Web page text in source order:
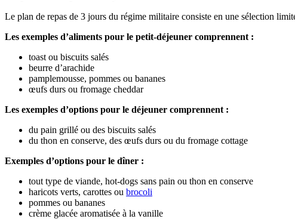
Le plan de repas de 3 jours du régime militaire consiste en une sélection
Les exemples d’aliments pour le petit-déjeuner comprennent :
toast ou biscuits salés
beurre d’arachide
pamplemousse, pommes ou bananes
œufs durs ou fromage cheddar
Les exemples d’options pour le déjeuner comprennent :
du pain grillé ou des biscuits salés
du thon en conserve, des œufs durs ou du fromage cottage
Exemples d’options pour le dîner :
tout type de viande, hot-dogs sans pain ou thon en conserve
haricots verts, carottes ou brocoli
pommes ou bananes
crème glacée aromatisée à la vanille